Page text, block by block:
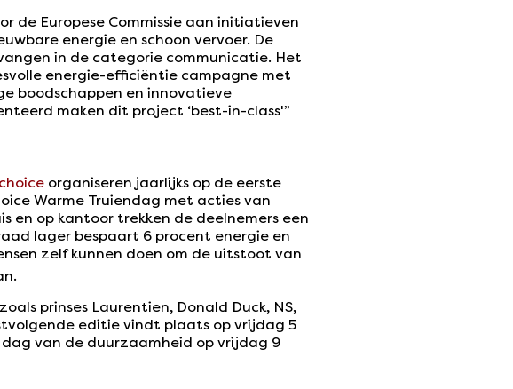
de Europese Commissie aan initiatieven
energie en schoon vervoer. De
in de categorie communicatie. Het
energie-efficiëntie campagne met
boodschappen en innovatieve
maken dit project ‘best-in-class'”
organiseren jaarlijks op de eerste
Warme Truiendag met acties van
en op kantoor trekken de deelnemers een
lager bespaart 6 procent energie en
zelf kunnen doen om de uitstoot van
prinses Laurentien, Donald Duck, NS,
editie vindt plaats op vrijdag 5
van de duurzaamheid op vrijdag 9